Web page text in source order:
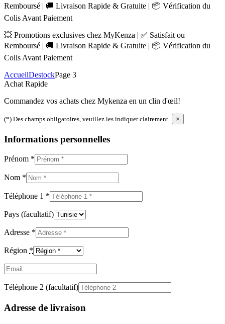
Remboursé | 🚚 Livraison Rapide & Gratuite | 📦 Vérification du
Colis Avant Paiement
💥 Promotions exclusives chez MyKenza | ✅ Satisfait ou
Remboursé | 🚚 Livraison Rapide & Gratuite | 📦 Vérification du
Colis Avant Paiement
AccueilDestockPage 3
Achat Rapide
Commandez vos achats chez Mykenza en un clin d'œil!
(*) Des champs obligatoires, veuillez les indiquer clairement. ×
Informations personnelles
Prénom *
Nom *
Téléphone 1 *
Pays (facultatif)
Adresse *
Région *
Email
Téléphone 2 (facultatif)
Adresse de livraison